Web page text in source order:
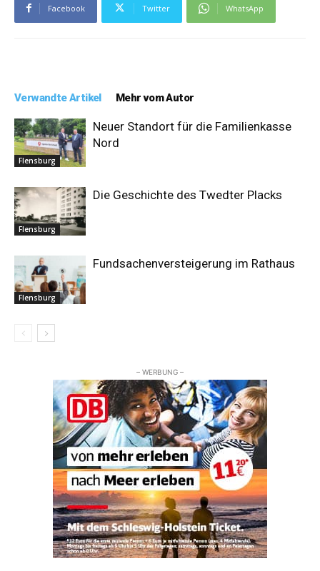
Facebook Twitter WhatsApp
Verwandte Artikel Mehr vom Autor
Flensburg
Neuer Standort für die Familienkasse
Nord
Flensburg
Die Geschichte des Twedter Placks
Flensburg
Fundsachenversteigerung im Rathaus
– WERBUNG –